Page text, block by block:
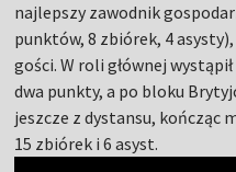
najlepszy zawodnik
punktów, 8 zbiórek, 4
gości. W roli głównej
dwa punkty, a po bloku
jeszcze z dystansu, kończąc
15 zbiórek i 6 asyst.